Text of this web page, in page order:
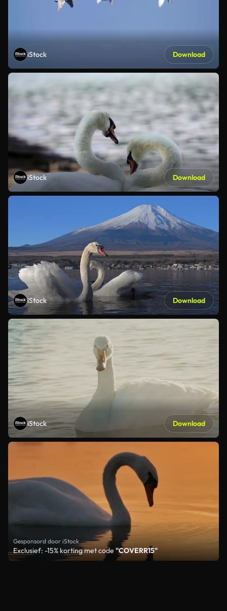
iStock Download
iStock Download
iStock Download
iStock Download
Gesponsord door iStock
Exclusief: -15% korting met code "COVERR15"